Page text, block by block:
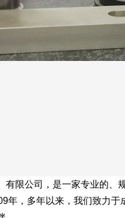
有限公司，是一家专业的、
年，多年以来，我们致力于